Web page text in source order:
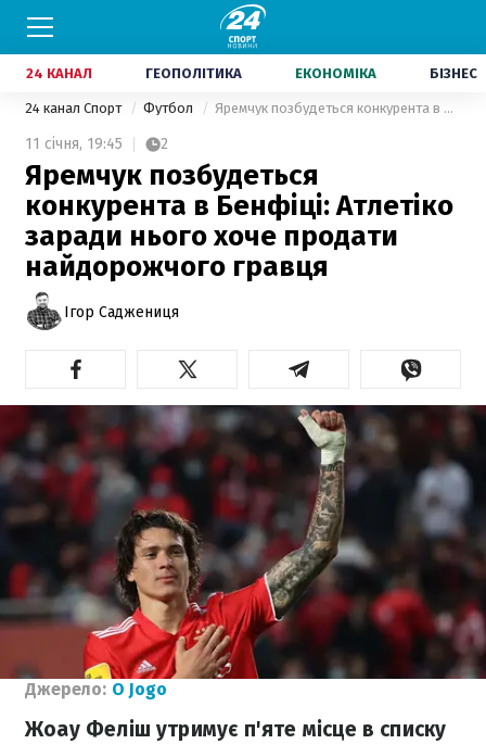
24 КАНАЛ ГЕОПОЛІТИКА ЕКОНОМІКА БІЗНЕС
24 канал Спорт Футбол Яремчук позбудеться конкурента в Бенфіці: Атлетіко заради нього хоче продати найдорожчого гравця
11 січня, 19:45 2
Яремчук позбудеться
конкурента в Бенфіці: Атлетіко
заради нього хоче продати
найдорожчого гравця
Ігор Саджениця
Джерело: O Jogo
Жоау Феліш утримує п'яте місце в списку